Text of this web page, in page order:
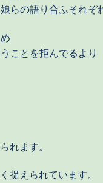
らの語り合ふそれぞ
ことを拒んでるより
れます。
捉えられています。